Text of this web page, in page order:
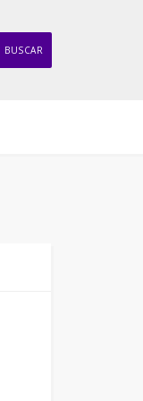
BUSCAR